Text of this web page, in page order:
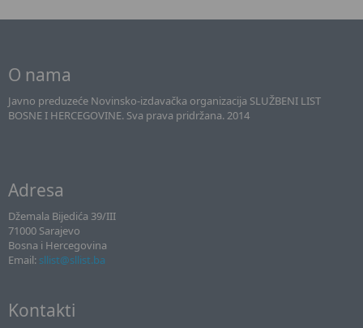
O nama
Javno preduzeće Novinsko-izdavačka organizacija SLUŽBENI LIST
BOSNE I HERCEGOVINE. Sva prava pridržana. 2014
Adresa
Džemala Bijedića 39/III
71000 Sarajevo
Bosna i Hercegovina
Email: sllist@sllist.ba
Kontakti